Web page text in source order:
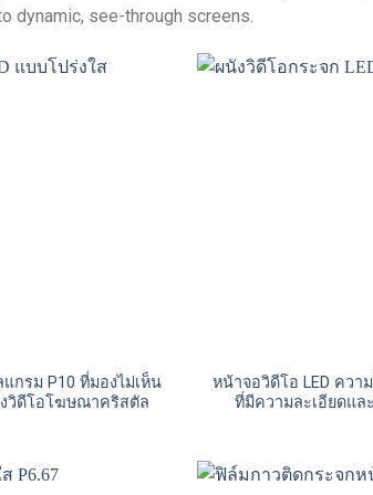
dynamic, see-through screens.
กรม P10 ที่มองไม่เห็น
วิดีโอโฆษณาคริสตัล
หน้าจอวิดีโอ LED ควา
ที่มีความละเอียดแล